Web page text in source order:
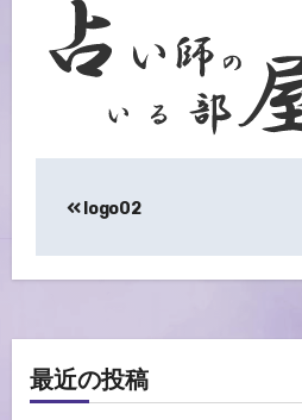
稿
ビ
ゲ
logo02
最近の投稿